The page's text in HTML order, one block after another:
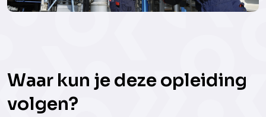
Waar kun je deze opleiding
volgen?